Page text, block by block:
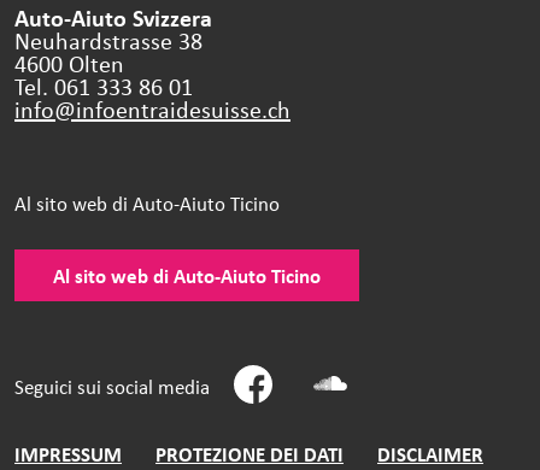
Auto-Aiuto Svizzera
Neuhardstrasse 38
4600 Olten
Tel. 061 333 86 01
info@infoentraidesuisse.ch
Al sito web di Auto-Aiuto Ticino
Al sito web di Auto-Aiuto Ticino
Seguici sui social media
IMPRESSUM PROTEZIONE DEI DATI
DISCLAIMER